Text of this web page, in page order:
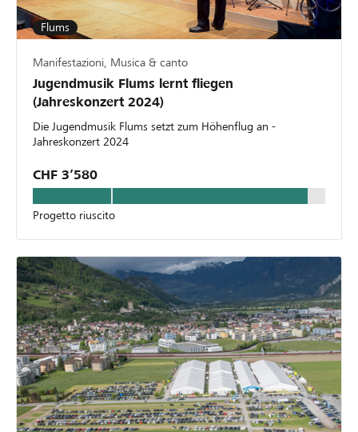
Flums
Manifestazioni, Musica & canto
Jugendmusik Flums lernt fliegen
(Jahreskonzert 2024)
Die Jugendmusik Flums setzt zum Höhenflug an -
Jahreskonzert 2024
CHF 3’580
Progetto riuscito